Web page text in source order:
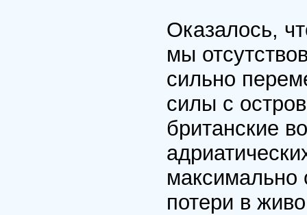
Оказалось,
мы
сильно
силы с
британские
максимально
потери в